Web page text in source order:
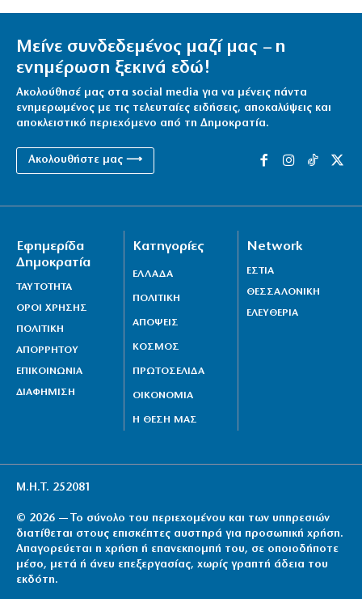
Μείνε συνδεδεμένος μαζί μας – η
ενημέρωση ξεκινά εδώ!
Ακολούθησέ μας στα social media για να μένεις πάντα
ενημερωμένος με τις τελευταίες ειδήσεις, αποκαλύψεις και
αποκλειστικό περιεχόμενο από τη Δημοκρατία.
Ακολουθήστε μας ⟶
Εφημερίδα
Δημοκρατία
ΤΑΥΤΟΤΗΤΑ
ΟΡΟΙ ΧΡΗΣΗΣ
ΠΟΛΙΤΙΚΗ
ΑΠΟΡΡΗΤΟΥ
ΕΠΙΚΟΙΝΩΝΙΑ
ΔΙΑΦΗΜΙΣΗ
Κατηγορίες
ΕΛΛΑΔΑ
ΠΟΛΙΤΙΚΗ
ΑΠΟΨΕΙΣ
ΚΟΣΜΟΣ
ΠΡΩΤΟΣΕΛΙΔΑ
ΟΙΚΟΝΟΜΙΑ
Η ΘΕΣΗ ΜΑΣ
Network
ΕΣΤΙΑ
ΘΕΣΣΑΛΟΝΙΚΗ
ΕΛΕΥΘΕΡΙΑ
Μ.Η.Τ. 252081
© 2026 — Το σύνολο του περιεχομένου και των υπηρεσιών
διατίθεται στους επισκέπτες αυστηρά για προσωπική χρήση.
Απαγορεύεται η χρήση ή επανεκπομπή του, σε οποιοδήποτε
μέσο, μετά ή άνευ επεξεργασίας, χωρίς γραπτή άδεια του
εκδότη.